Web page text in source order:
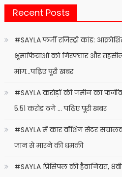
Recent Posts
#SAYLA फर्जी रजिस्ट्री कांड:
भूमाफियाओं को गिरफ्तार और
मांग…पढ़िए पूरी खबर
#SAYLA करोड़ों की जमीन का
5.51 करोड़ ठगे … पढ़िए पूरी खबर
#SAYLA में कार वॉशिंग सेंटर
जान से मारने की धमकी
#SAYLA प्रिंसिपल की हैवानियत,